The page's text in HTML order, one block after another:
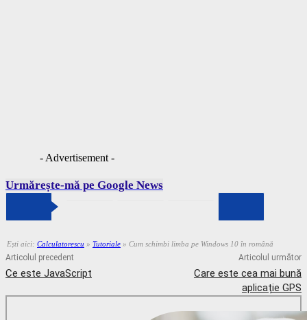
- Advertisement -
Urmărește-mă pe Google News
Ești aici: Calculatorescu » Tutoriale » Cum schimbi limba pe Windows 10 în română
Articolul precedent
Ce este JavaScript
Articolul următor
Care este cea mai bună
aplicație GPS